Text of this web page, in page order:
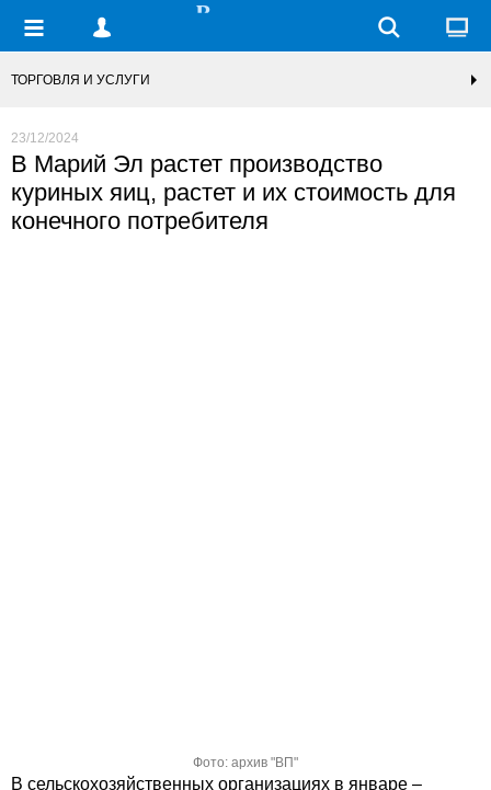
ТОРГОВЛЯ И УСЛУГИ
23/12/2024
В Марий Эл растет производство
куриных яиц, растет и их стоимость для
конечного потребителя
Фото: архив "ВП"
В сельскохозяйственных организациях в январе –